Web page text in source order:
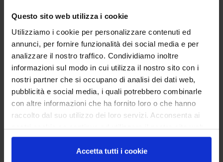
Questo sito web utilizza i cookie
Utilizziamo i cookie per personalizzare contenuti ed
annunci, per fornire funzionalità dei social media e per
analizzare il nostro traffico. Condividiamo inoltre
informazioni sul modo in cui utilizza il nostro sito con i
nostri partner che si occupano di analisi dei dati web,
pubblicità e social media, i quali potrebbero combinarle
con altre informazioni che ha fornito loro o che hanno
raccolto dal suo utilizzo dei loro servizi. Acconsenta ai
nostri cookie se continua ad utilizzare il nostro sito web.
Accetta tutti i cookie
Kit estrattore cuscinetti a presa interna
Marca
Genart
Materiale
Acciaio forgiato
Confezionamento
1